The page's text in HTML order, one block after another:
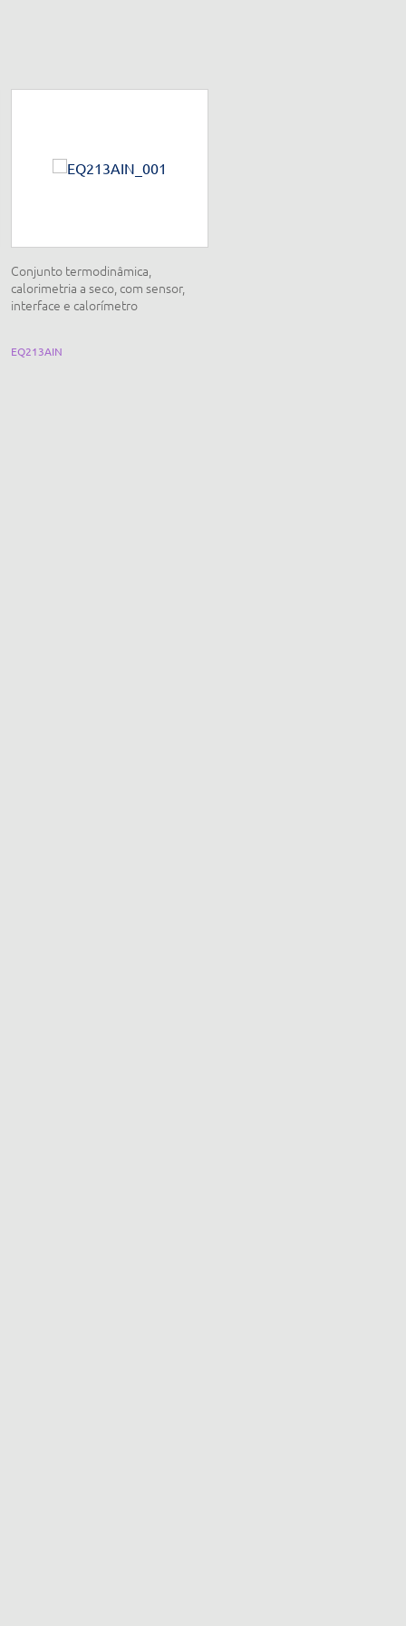
Conjunto termodinâmica,
calorimetria a seco, com sensor,
interface e calorímetro
EQ213AIN